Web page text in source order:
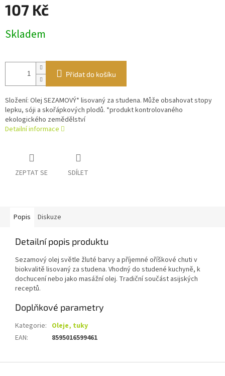
107 Kč
cena:
Skladem
Přidat do košíku
Složení: Olej SEZAMOVÝ* lisovaný za studena. Může obsahovat stopy
lepku, sóji a skořápkových plodů. *produkt kontrolovaného
ekologického zemědělství
Detailní informace
ZEPTAT SE SDÍLET
Popis Diskuze
Detailní popis produktu
Sezamový olej světle žluté barvy a příjemné oříškové chuti v
biokvalitě lisovaný za studena. Vhodný do studené kuchyně, k
dochucení nebo jako masážní olej. Tradiční součást asijských
receptů.
Doplňkové parametry
Kategorie: Oleje, tuky
EAN: 8595016599461